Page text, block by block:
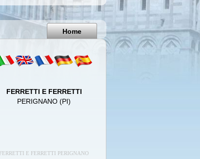
Home
FERRETTI E FERRETTI
PERIGNANO (PI)
FERRETTI E FERRETTI PERIGNANO